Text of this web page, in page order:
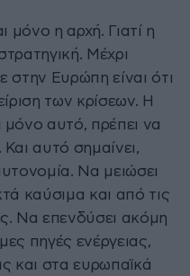
μόνο η αρχή. Γιατί η
Μέχρι
στην Ευρώπη είναι ότι
των κρίσεων. Η
αυτό, πρέπει να
αυτό σημαίνει,
Να μειώσει
καύσιμα και από τις
Να επενδύσει ακόμη
πηγές ενέργειας,
και στα ευρωπαϊκά